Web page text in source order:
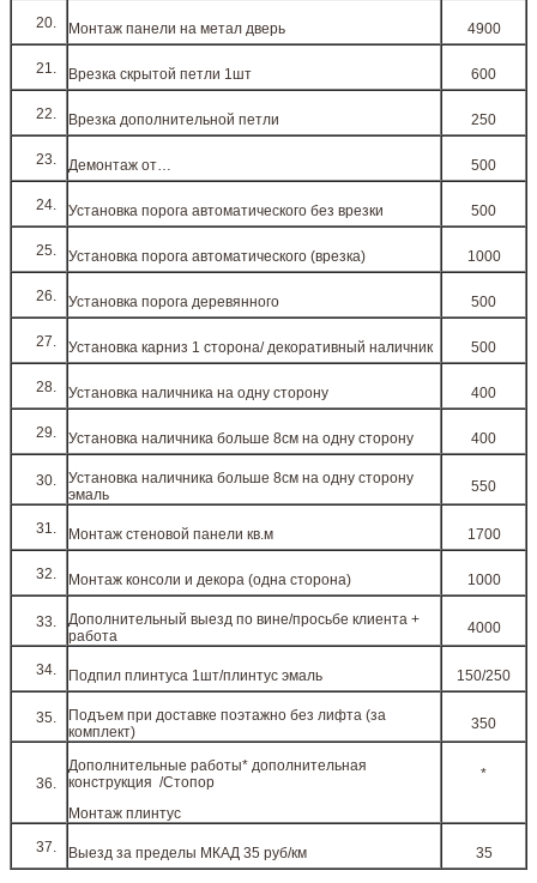
Монтаж панели на метал дверь 4900
Врезка скрытой петли 1шт 600
Врезка дополнительной петли 250
Демонтаж от… 500
Установка порога автоматического без врезки 500
Установка порога автоматического (врезка) 1000
Установка порога деревянного 500
Установка карниз 1 сторона/ декоративный наличник 500
Установка наличника на одну сторону 400
Установка наличника больше 8см на одну сторону 400
Установка наличника больше 8см на одну сторону
эмаль
550
Монтаж стеновой панели кв.м 1700
Монтаж консоли и декора (одна сторона) 1000
Дополнительный выезд по вине/просьбе клиента +
работа
4000
Подпил плинтуса 1шт/плинтус эмаль 150/250
Подъем при доставке поэтажно без лифта (за
комплект)
350
Дополнительные работы* дополнительная
конструкция /Стопор
Монтаж плинтус
*
Выезд за пределы МКАД 35 руб/км 35